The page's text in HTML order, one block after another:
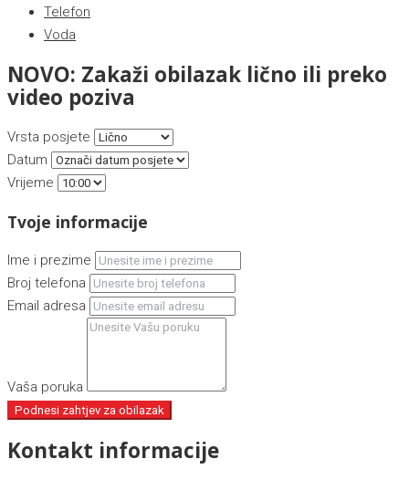
Telefon
Voda
NOVO: Zakaži obilazak lično ili preko
video poziva
Vrsta posjete
Datum
Vrijeme
Tvoje informacije
Ime i prezime
Broj telefona
Email adresa
Vaša poruka
Podnesi zahtjev za obilazak
Kontakt informacije